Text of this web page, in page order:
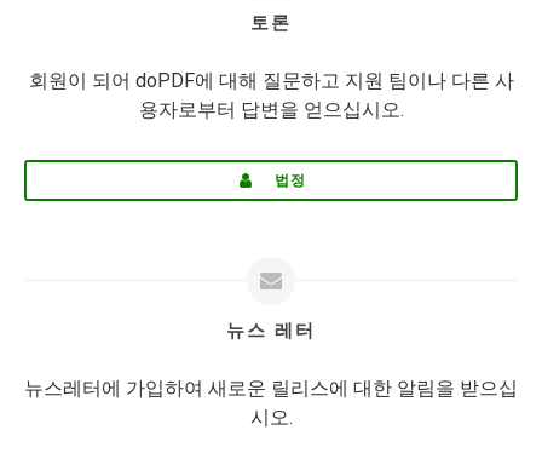
토론
회원이 되어 doPDF에 대해 질문하고 지원 팀이나 다른 사
용자로부터 답변을 얻으십시오.
법정
뉴스 레터
뉴스레터에 가입하여 새로운 릴리스에 대한 알림을 받으십
시오.